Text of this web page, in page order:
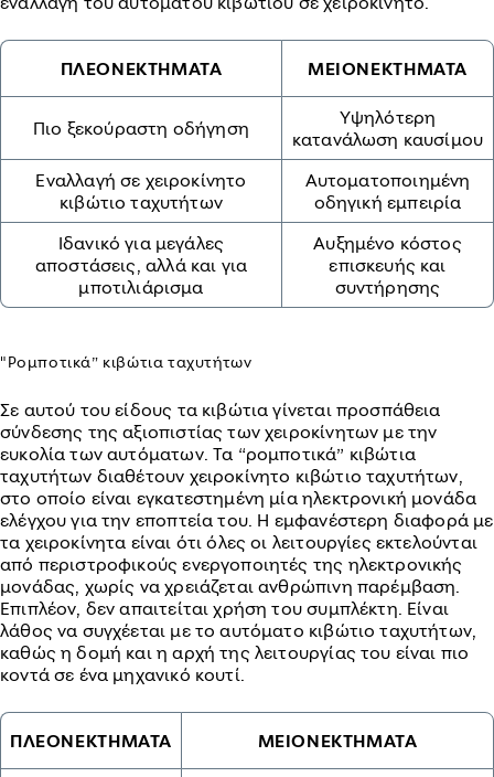
ΠΛΕΟΝΕΚΤΗΜΑΤΑ ΜΕΙΟΝΕΚΤΗΜΑΤΑ
Πιο ξεκούραστη οδήγηση
Υψηλότερη
κατανάλωση καυσίμου
Εναλλαγή σε χειροκίνητο
κιβώτιο ταχυτήτων
Αυτοματοποιημένη
οδηγική εμπειρία
Ιδανικό για μεγάλες
αποστάσεις, αλλά και για
μποτιλιάρισμα
Αυξημένο κόστος
επισκευής και
συντήρησης
"Ρομποτικά” κιβώτια ταχυτήτων
Σε αυτού του είδους τα κιβώτια γίνεται προσπάθεια
σύνδεσης της αξιοπιστίας των χειροκίνητων με την
ευκολία των αυτόματων. Τα “ρομποτικά” κιβώτια
ταχυτήτων διαθέτουν χειροκίνητο κιβώτιο ταχυτήτων,
στο οποίο είναι εγκατεστημένη μία ηλεκτρονική μονάδα
ελέγχου για την εποπτεία του. Η εμφανέστερη διαφορά με
τα χειροκίνητα είναι ότι όλες οι λειτουργίες εκτελούνται
από περιστροφικούς ενεργοποιητές της ηλεκτρονικής
μονάδας, χωρίς να χρειάζεται ανθρώπινη παρέμβαση.
Επιπλέον, δεν απαιτείται χρήση του συμπλέκτη. Είναι
λάθος να συγχέεται με το αυτόματο κιβώτιο ταχυτήτων,
καθώς η δομή και η αρχή της λειτουργίας του είναι πιο
κοντά σε ένα μηχανικό κουτί.
ΠΛΕΟΝΕΚΤΗΜΑΤΑ ΜΕΙΟΝΕΚΤΗΜΑΤΑ